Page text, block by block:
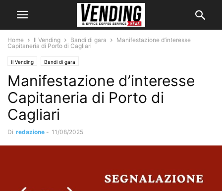
Home Il Vending Bandi di gara
Manifestazione d’interesse
Capitaneria di Porto di Cagliari
Il Vending Bandi di gara
Manifestazione d’interesse
Capitaneria di Porto di
Cagliari
Di redazione - 11/08/2025